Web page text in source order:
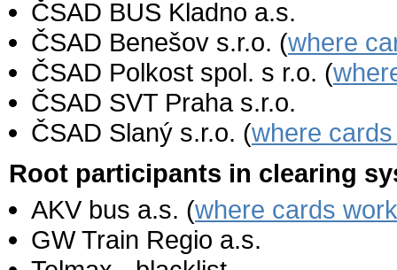
ČSAD BUS Kladno a.s.
ČSAD Benešov s.r.o. (where
ČSAD Polkost spol. s r.o. (
ČSAD SVT Praha s.r.o.
ČSAD Slaný s.r.o. (where
Root participants in clearing
AKV bus a.s. (where cards
GW Train Regio a.s.